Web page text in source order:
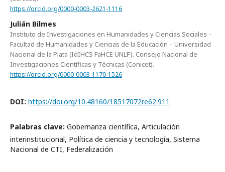
https://orcid.org/0000-0003-2621-1116
Julián Bilmes
Instituto de Investigaciones en Humanidades y Ciencias Sociales –
Facultad de Humanidades y Ciencias de la Educación – Universidad
Nacional de la Plata (IdIHCS FaHCE UNLP). Consejo Nacional de
Investigaciones Científicas y Técnicas (Conicet).
https://orcid.org/0000-0003-1170-1526
DOI: https://doi.org/10.48160/18517072re62.911
Palabras clave: Gobernanza científica, Articulación
interinstitucional, Política de ciencia y tecnología, Sistema
Nacional de CTI, Federalización